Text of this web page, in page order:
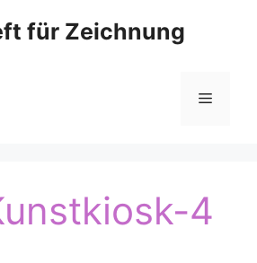
für Zeichnung
Menü
4